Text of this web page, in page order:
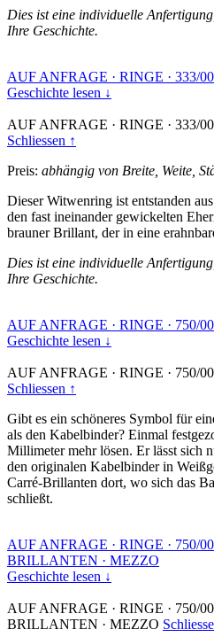
Dies ist eine individuelle
Ihre Geschichte.
AUF ANFRAGE · RINGE · 333/
Geschichte lesen ↓
AUF ANFRAGE · RINGE · 333/
Schliessen ↑
Preis: abhängig von Breite, Weite,
Dieser Witwenring ist entstanden
den fast ineinander gewickelten
brauner Brillant, der in eine
Dies ist eine individuelle
Ihre Geschichte.
AUF ANFRAGE · RINGE · 750/
Geschichte lesen ↓
AUF ANFRAGE · RINGE · 750/
Schliessen ↑
Gibt es ein schöneres Symbol für
als den Kabelbinder? Einmal
Millimeter mehr lösen. Er lässt sich
den originalen Kabelbinder in
Carré-Brillanten dort, wo sich das
schließt.
AUF ANFRAGE · RINGE · 750/
BRILLANTEN · MEZZO
Geschichte lesen ↓
AUF ANFRAGE · RINGE · 750/
BRILLANTEN · MEZZO